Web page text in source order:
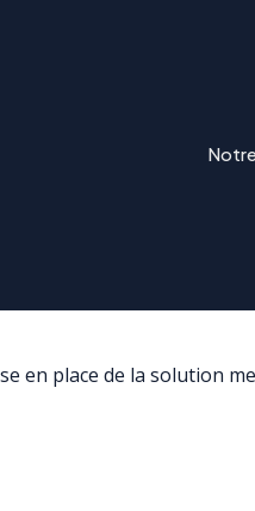
–
en place de la solution